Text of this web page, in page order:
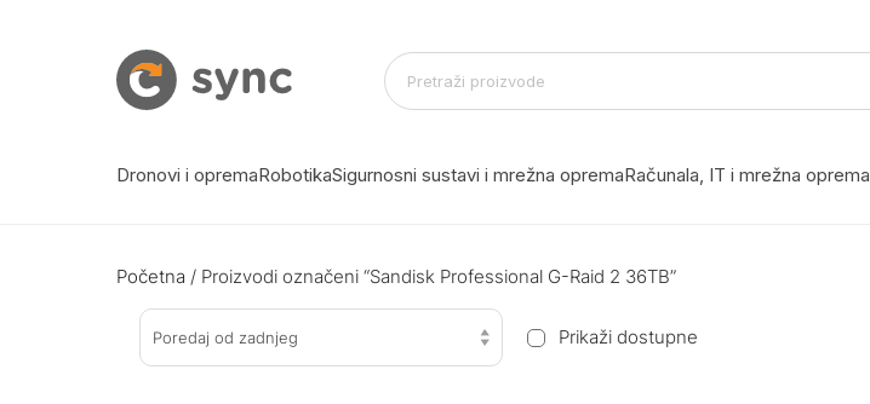
Dronovi i opremaRobotikaSigurnosni sustavi i mrežna opremaRačunala, IT i mrežna oprema
Početna / Proizvodi označeni “Sandisk Professional G-Raid 2 36TB”
Poredaj od zadnjeg Prikaži dostupne